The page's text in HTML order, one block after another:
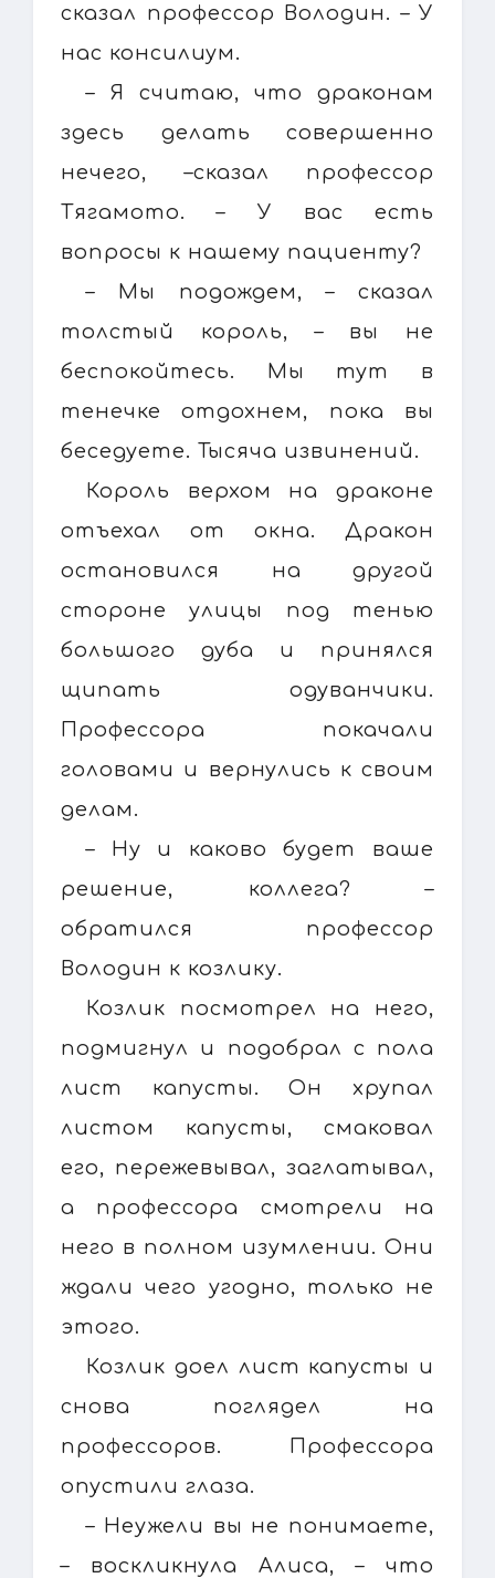
сказал профессор Володин. – У
нас консилиум.
– Я считаю, что драконам
здесь делать совершенно
нечего, –сказал профессор
Тягамото. – У вас есть
вопросы к нашему пациенту?
– Мы подождем, – сказал
толстый король, – вы не
беспокойтесь. Мы тут в
тенечке отдохнем, пока вы
беседуете. Тысяча извинений.
Король верхом на драконе
отъехал от окна. Дракон
остановился на другой
стороне улицы под тенью
большого дуба и принялся
щипать одуванчики.
Профессора покачали
головами и вернулись к своим
делам.
– Ну и каково будет ваше
решение, коллега? –
обратился профессор
Володин к козлику.
Козлик посмотрел на него,
подмигнул и подобрал с пола
лист капусты. Он хрупал
листом капусты, смаковал
его, пережевывал, заглатывал,
а профессора смотрели на
него в полном изумлении. Они
ждали чего угодно, только не
этого.
Козлик доел лист капусты и
снова поглядел на
профессоров. Профессора
опустили глаза.
– Неужели вы не понимаете,
– воскликнула Алиса, – что